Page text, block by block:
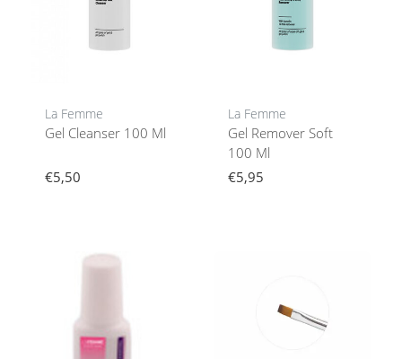
La Femme
Gel Cleanser 100 Ml
€5,50
La Femme
Gel Remover Soft
100 Ml
€5,95